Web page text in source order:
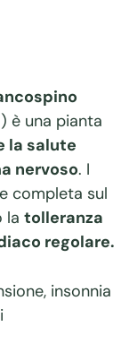
) è una pianta
la salute
nervoso. I
completa sul
la tolleranza
regolare.
insonnia